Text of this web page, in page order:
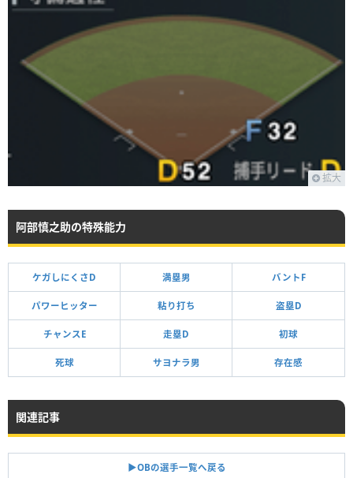
拡大
阿部慎之助の特殊能力
ケガしにくさD 満塁男 バントF
パワーヒッター 粘り打ち 盗塁D
チャンスE 走塁D 初球
死球 サヨナラ男 存在感
関連記事
▶︎OBの選手一覧へ戻る